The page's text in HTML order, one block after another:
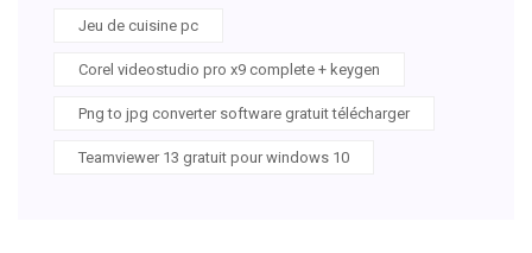
Jeu de cuisine pc
Corel videostudio pro x9 complete + keygen
Png to jpg converter software gratuit télécharger
Teamviewer 13 gratuit pour windows 10